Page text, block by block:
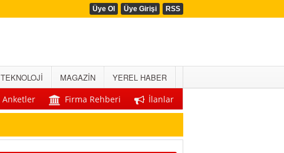
Üye Ol Üye Girişi RSS
TEKNOLOJİ MAGAZİN
YEREL HABER
Anketler Firma Rehberi İlanlar